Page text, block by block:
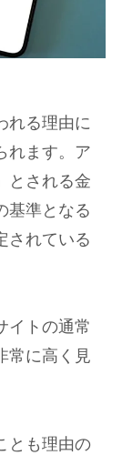
れる理由に
れます。ア
とされる金
基準となる
されている
イトの通常
常に高く見
とも理由の